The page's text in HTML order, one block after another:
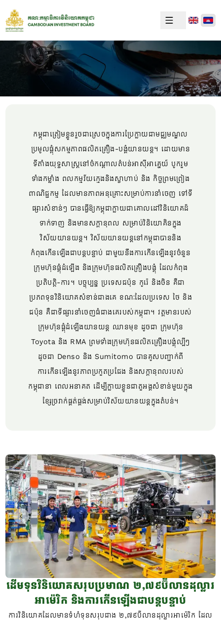
កម្ពុជាត្រៀមខ្លួនរួចជាស្រេចក្នុងការប្រែក្លាយជាមជ្ឈមណ្ឌល
ប្រមូលផ្តុំសកម្មភាពផលិតគ្រឿង-បង្គំយានយន្ត។ ដោយមាន
ទីតាំងយុទ្ធសាស្ត្រនៅចំកណ្តាលតំបន់អាស៊ីអាគ្នេយ៍ បូករួម
ទាំងកម្លាំង ពលកម្មវ័យក្មេងនិងស្វាហាប់ និង កិច្ចព្រមព្រៀង
ពាណិជ្ជកម្ម ដែលមានភាពអនុគ្រោះសម្រាប់ការនាំចេញ ទៅទី
ផ្សារសំខាន់ៗ បានធ្វើឱ្យកម្ពុជាក្លាយជាគោលដៅវិនិយោគដ៏
ទាក់ទាញ និងមានសក្តានុពល សម្រាប់វិនិយោគិនក្នុង
វិស័យយានយន្ត។ វិស័យយានយន្តនៅកម្ពុជាបាននិង
កំពុងកើនឡើងជាបន្តបន្ទាប់ ជាមួយនឹងការកើនឡើងនូវចំនួន
ក្រុមហ៊ុនផ្តុំដំឡើង និងក្រុមហ៊ុនផលិតគ្រឿងបង្គុំ ដែលកំពុង
ប្រតិបត្តិ-ការ។ បច្ចុប្បន្ន ប្រទេសជប៉ុន កូរ៉េ និងចិន គឺជា
ប្រភពទុនវិនិយោគសំខាន់ជាងគេ ខណៈដែលប្រទេស ថៃ និង
ជប៉ុន គឺជាទីផ្សារនាំចេញធំជាងគេរបស់កម្ពុជា។ វត្តមានរបស់
ក្រុមហ៊ុនផ្តុំដំឡើងយានយន្ត ឈានមុខ ដូចជា ក្រុមហ៊ុន
Toyota និង RMA ព្រមទាំងក្រុមហ៊ុនផលិតគ្រឿងបង្គុំល្បីៗ
ដូចជា Denso និង Sumitomo បានគូសបញ្ជាក់ពី
ការកើនឡើងនូវភាពប្រកួតប្រជែង និងសក្តានុពលរបស់
កម្ពុជានា ពេលអនាគត ដើម្បីក្លាយខ្លួនជាតួអង្គសំខាន់មួយក្នុង
ខ្សែច្រវាក់ផ្គត់ផ្គង់សម្រាប់វិស័យយានយន្តក្នុងតំបន់។
Previous slide Next
ដើមទុនវិនិយោគសរុបប្រមាណ ២,៧៩ប៊ីលានដុល្លារ
អាម៉េរិក និងការកើនឡើងជាបន្តបន្ទាប់
ការវិនិយោគដែលមានទំហំទុនសរុបជាង ២,៧៩ប៊ីលានដុល្លារអាម៉េរិក ដែល